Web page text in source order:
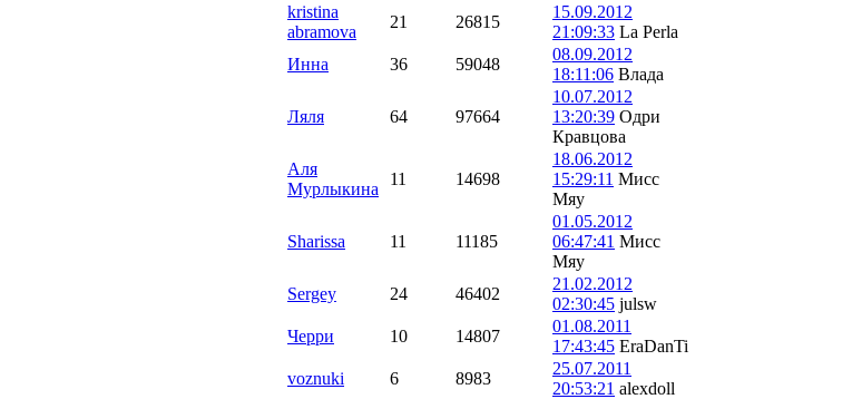
kristina
abramova
21 26815
15.09.2012
21:09:33 La Perla
Инна 36 59048
08.09.2012
18:11:06 Влада
Ляля 64 97664
10.07.2012
13:20:39 Одри
Кравцова
Аля
Мурлыкина
11 14698
18.06.2012
15:29:11 Мисс
Мяу
Sharissa 11 11185
01.05.2012
06:47:41 Мисс
Мяу
Sergey 24 46402
21.02.2012
02:30:45 julsw
Черри 10 14807
01.08.2011
17:43:45 EraDanTi
voznuki 6 8983
25.07.2011
20:53:21 alexdoll